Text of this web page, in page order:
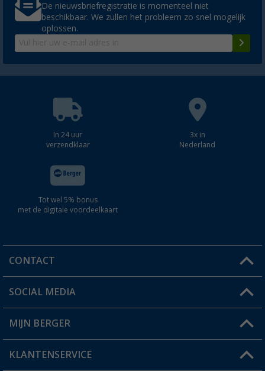
De nieuwsbriefregistratie is momenteel niet
beschikbaar. We zullen het probleem zo snel mogelijk
oplossen.
In 24 uur
verzendklaar
3x in
Nederland
Tot wel 5% bonus
met de digitale voordeelkaart
CONTACT
Een vraag?
Winkel vinden
SOCIAL MEDIA
MIJN BERGER
Mijn account
KLANTENSERVICE